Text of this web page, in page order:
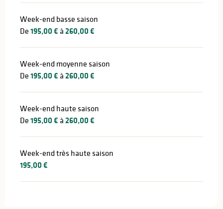
Week-end basse saison
De 195,00 € à 260,00 €
Week-end moyenne saison
De 195,00 € à 260,00 €
Week-end haute saison
De 195,00 € à 260,00 €
Week-end très haute saison
195,00 €